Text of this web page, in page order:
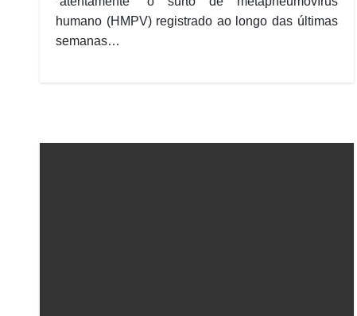
humano (HMPV) registrado ao longo das últimas
semanas…